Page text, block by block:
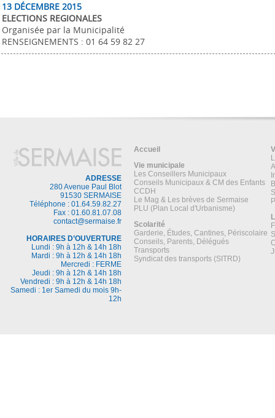
13 DÉCEMBRE 2015
ELECTIONS REGIONALES
Organisée par la Municipalité
RENSEIGNEMENTS : 01 64 59 82 27
ADRESSE
280 Avenue Paul Blot
91530 SERMAISE
Téléphone : 01.64.59.82.27
Fax : 01.60.81.07.08
contact@sermaise.fr
HORAIRES D’OUVERTURE
Lundi : 9h à 12h & 14h 18h
Mardi : 9h à 12h & 14h 18h
Mercredi : FERME
Jeudi : 9h à 12h & 14h 18h
Vendredi : 9h à 12h & 14h 18h
Samedi : 1er Samedi du mois 9h-
12h
Accueil
Vie municipale
Les Conseillers Municipaux
Conseils Municipaux & CM des Enfants
CCDH
Le Mag & Les brèves de Sermaise
PLU (Plan Local d'Urbanisme)
Scolarité
Garderie, Études, Cantines, Périscolaire
Conseils, Parents, Délégués
Transports
Syndicat des transports (SITRD)